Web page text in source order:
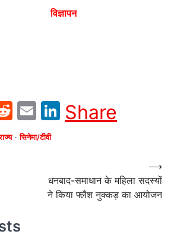
विज्ञापन
Reddit
EmailLinkedIn
Share
सिनेमा/टीवी
धनबाद-समाधान के महिला सदस्यों
ने किया फ्लैश नुक्कड़ का आयोजन
⟶